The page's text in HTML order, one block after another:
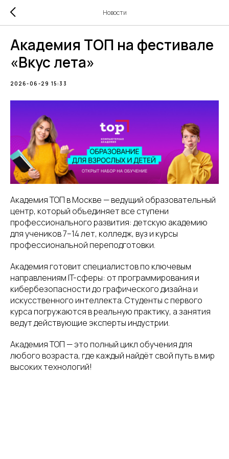
Новости
Академия ТОП на фестивале
«Вкус лета»
2026-06-29 15:33
Академия ТОП в Москве — ведущий образовательный
центр, который объединяет все ступени
профессионального развития: детскую академию
для учеников 7–14 лет, колледж, вуз и курсы
профессиональной переподготовки.
Академия готовит специалистов по ключевым
направлениям IT-сферы: от программирования и
кибербезопасности до графического дизайна и
искусственного интеллекта. Студенты с первого
курса погружаются в реальную практику, а занятия
ведут действующие эксперты индустрии.
Академия ТОП — это полный цикл обучения для
любого возраста, где каждый найдёт свой путь в мир
высоких технологий!